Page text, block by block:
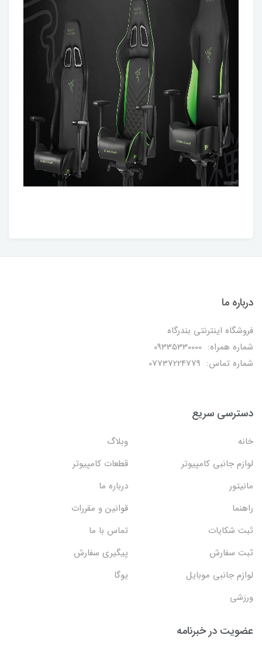
درباره ما
فروشگاه اینترنتی بندرگاه
شماره همراه: 09335330000
شماره تماس: 07737224779
دسترسی سریع
خانه
وبلاگ
لوازم جانبی کامپیوتر
قطعات کامپیوتر
مانیتور
درباره ما
راهنما
قوانین و مقررات
ثبت شکایات
تماس با ما
ثبت سفارش
پیگیری سفارش
لوازم جانبی موبایل
یوگا
ورزشی
عضویت در خبرنامه